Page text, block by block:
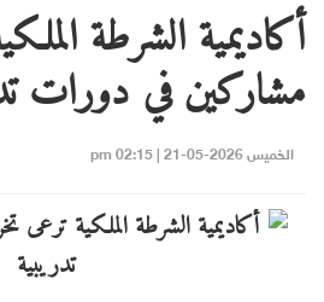
أكاديمية الشرطة
مشاركين في دورات
الخميس 2026-05-21 | 02:15 pm